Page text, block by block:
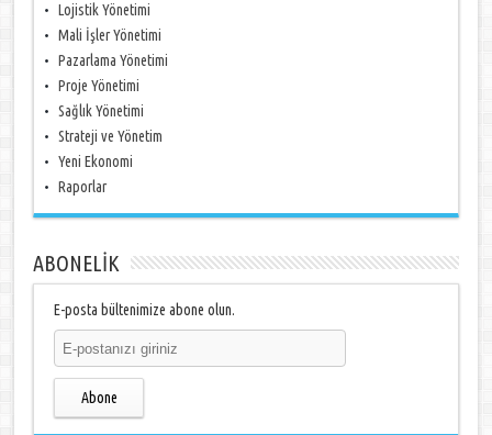
Lojistik Yönetimi
Mali İşler Yönetimi
Pazarlama Yönetimi
Proje Yönetimi
Sağlık Yönetimi
Strateji ve Yönetim
Yeni Ekonomi
Raporlar
ABONELİK
E-posta bültenimize abone olun.
Abone